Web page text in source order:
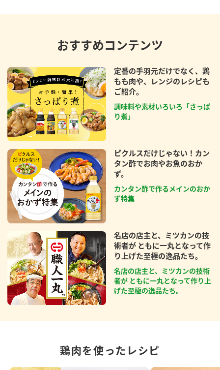
おすすめコンテンツ
定番の手羽元だけでなく、鶏
もも肉や、レンジのレシピも
ご紹介。
調味料や素材いろいろ「さっぱ
り煮」
ピクルスだけじゃない！カン
タン酢でお肉やお魚のおか
ず。
カンタン酢で作るメインのおか
ず特集
名店の店主と、ミツカンの技
術者が ともに一丸となって作
り上げた至極の逸品たち。
名店の店主と、ミツカンの技術
者が ともに一丸となって作り上
げた至極の逸品たち。
鶏肉を使ったレシピ